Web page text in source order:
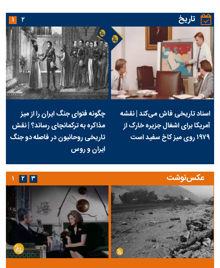
تاریخ
اسناد تاریخی فاش می‌کند | نقشه
آمریکا برای اشغال جزیره خارک از
۱۹۷۹ روی میز کاخ سفید است
چگونه فتوای جنگ ایران را از میز
مذاکره به ترکمانچای رساند؟ | نقش
تاریخی روحانیون در فاصله دو جنگ
ایران و روس
۱ ۲
عکس‌نوشت ۱ ۲ ۳